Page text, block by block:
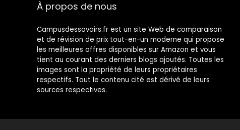
À propos de nous
Campusdessavoirs.fr est un site Web de comparaison
et de révision de prix tout-en-un moderne qui propose
les meilleures offres disponibles sur Amazon et vous
tient au courant des derniers blogs ajoutés. Toutes les
images sont la propriété de leurs propriétaires
respectifs. Tout le contenu cité est dérivé de leurs
sources respectives.